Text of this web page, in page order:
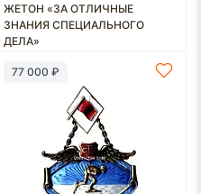
ЖЕТОН «ЗА ОТЛИЧНЫЕ
ЗНАНИЯ СПЕЦИАЛЬНОГО
ДЕЛА»
77 000 ₽